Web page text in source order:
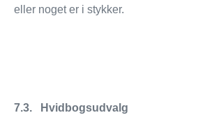
eller noget er i stykker.
7.3. Hvidbogsudvalg